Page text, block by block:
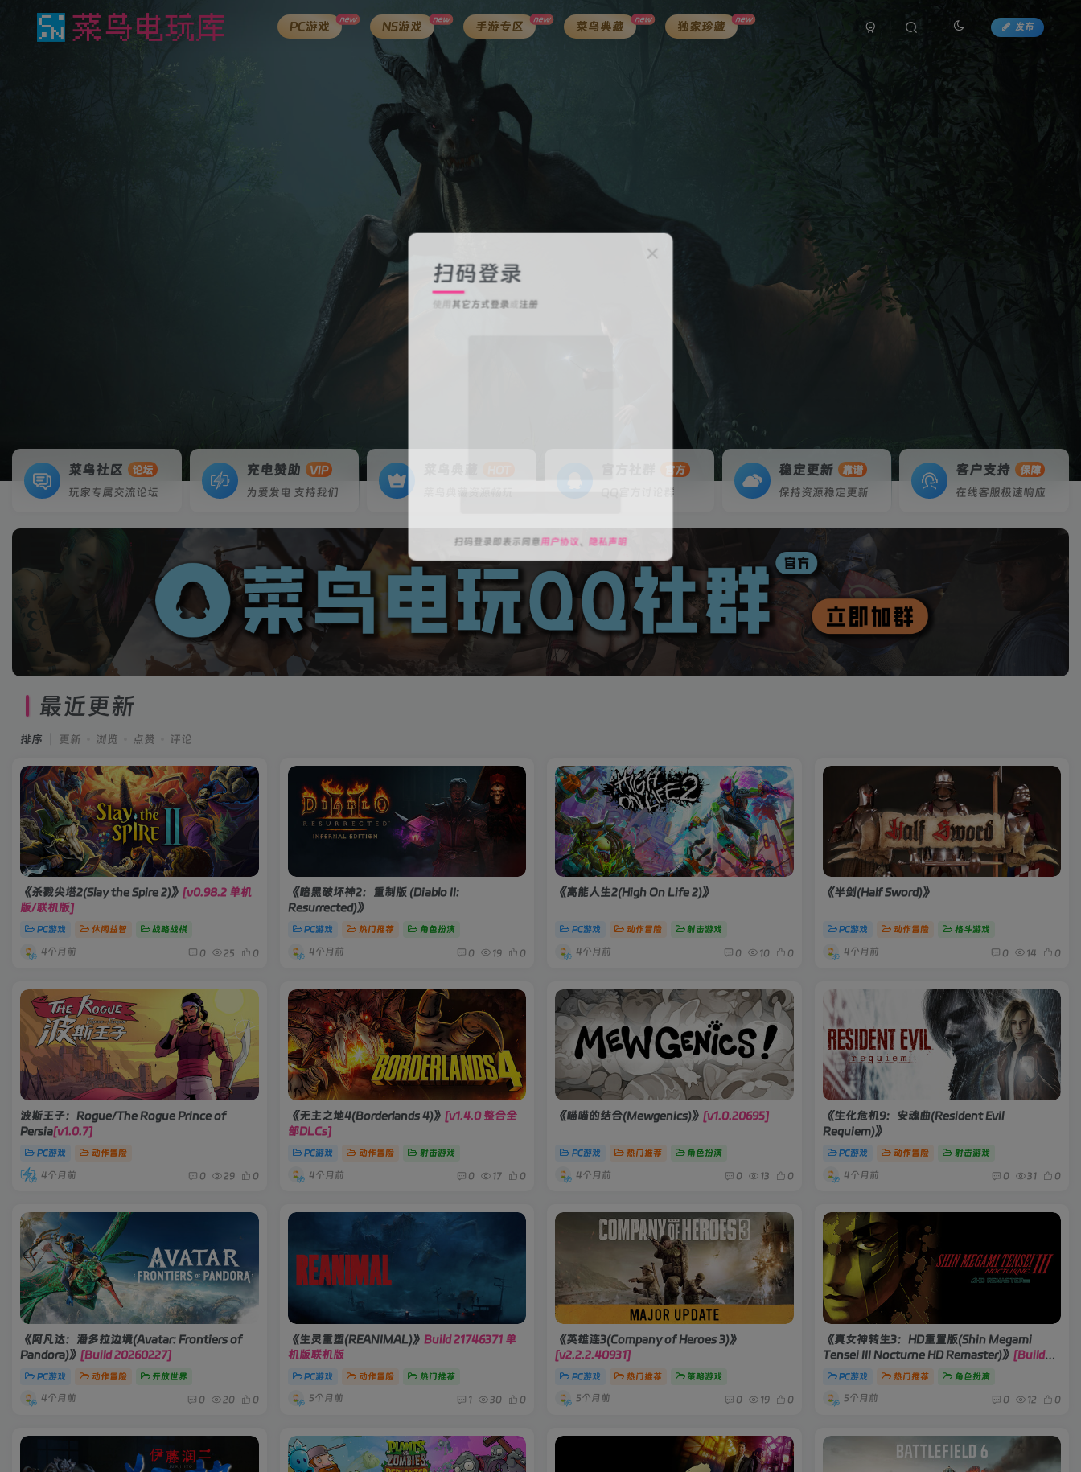
PC游戏 new NS游戏 new 手游专区 new 菜鸟典藏 new 独家珍藏 new
发布
菜鸟社区
论坛
玩家专属交流论坛
充电赞助
VIP
为爱发电 支持我们
官方
QQ官方讨论群
稳定更新
靠谱
保持资源稳定更新
客户支持
保障
在线客服极速响应
最近更新
排序 更新 浏览 点赞 评论
《杀戮尖塔2(Slay the Spire 2)》 [v0.98.2 单机
版/联机版]
PC游戏 休闲益智 战略战棋
4个月前 0 25 0
《暗黑破坏神2：重制版 (Diablo II:
Resurrected)》
PC游戏 热门推荐 角色扮演
4个月前 0 19 0
《高能人生2(High On Life 2)》
PC游戏 动作冒险 射击游戏
4个月前 0 10 0
《半剑(Half Sword)》
PC游戏 动作冒险 格斗游戏
4个月前 0 14 0
波斯王子：Rogue/The Rogue Prince of
Persia[v1.0.7]
PC游戏 动作冒险
4个月前 0 29 0
《无主之地4(Borderlands 4)》 [v1.4.0 整合全
部DLCs]
PC游戏 动作冒险 射击游戏
4个月前 0 17 0
《喵喵的结合(Mewgenics)》 [v1.0.20695]
PC游戏 热门推荐 角色扮演
4个月前 0 13 0
《生化危机9：安魂曲(Resident Evil
Requiem)》
PC游戏 动作冒险 射击游戏
4个月前 0 31 0
《阿凡达：潘多拉边境(Avatar: Frontiers of
Pandora)》 [Build 20260227]
PC游戏 动作冒险 开放世界
4个月前 0 20 0
《生灵重塑(REANIMAL)》 Build 21746371 单
机版联机版
PC游戏 动作冒险 热门推荐
5个月前 1 30 0
《英雄连3(Company of Heroes 3)》
[v2.2.2.40931]
PC游戏 热门推荐 策略游戏
5个月前 0 19 0
《真女神转生3：HD重置版(Shin Megami
Tensei III Nocturne HD Remaster)》 [Build
20657000]
PC游戏 热门推荐 角色扮演
5个月前 0 12 0
扫码登录
使用 其它方式登录 注册
关注公众号后发送 “验证码”
登录
扫码登录即表示同意 用户协议 、 隐私声明